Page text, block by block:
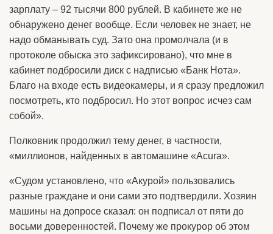
зарплату – 92 тысячи 800 рублей. В кабинете же не
обнаружено денег вообще. Если человек не знает, не
надо обманывать суд. Зато она промолчала (и в
протоколе обыска это зафиксировано), что мне в
кабинет подбросили диск с надписью «Банк Нота».
Благо на входе есть видеокамеры, и я сразу предложил
посмотреть, кто подбросил. Но этот вопрос исчез сам
собой».
Полковник продолжил тему денег, в частности,
«миллионов, найденных в автомашине «Acura».
«Судом установлено, что «Акурой» пользовались
разные граждане и они сами это подтвердили. Хозяин
машины на допросе сказал: он подписал от пяти до
восьми доверенностей. Почему же прокурор об этом